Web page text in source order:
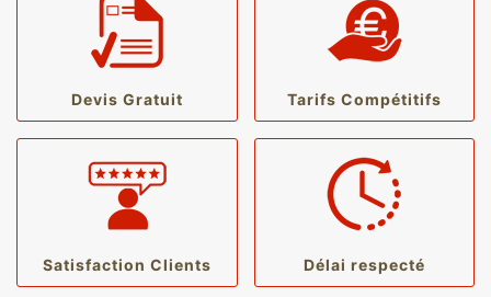
Devis Gratuit Tarifs Compétitifs
Satisfaction Clients Délai respecté